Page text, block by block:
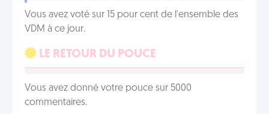
Vous avez voté sur 15 pour cent de l'ensemble des
VDM à ce jour.
LE RETOUR DU POUCE
Vous avez donné votre pouce sur 5000
commentaires.